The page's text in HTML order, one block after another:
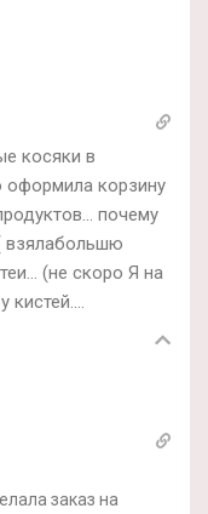
косяки в
оформила корзину
почему
взялабольшю
(не скоро Я на
кистей….
заказ на